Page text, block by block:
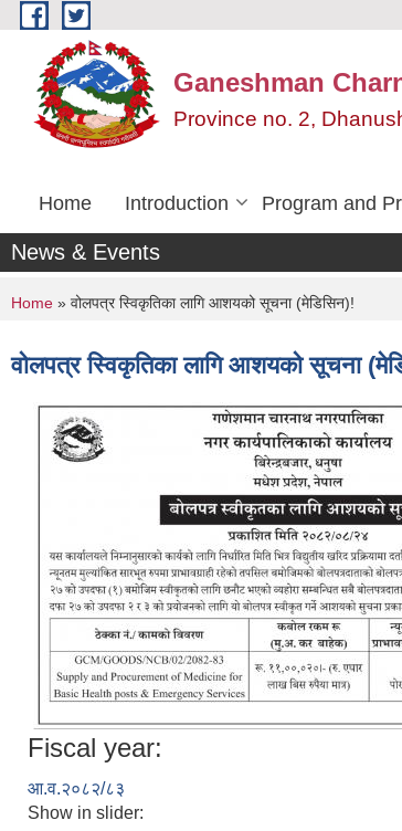
Skip to main content
Ganeshman
Province no. 2,
Home Introduction Program and
News & Events
You are here
Home » वोलपत्र स्विकृतिका लागि आशयको सूचना (मेडिसिन)!
वोलपत्र स्विकृतिका लागि आशयको सूचना
Fiscal year:
आ.व.२०८२/८३
Show in slider: